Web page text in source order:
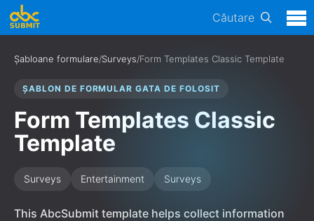
Căutare
Șabloane formulare/Surveys/Form Templates Classic Template
ȘABLON DE FORMULAR GATA DE FOLOSIT
Form Templates Classic
Template
Surveys Entertainment Surveys
This AbcSubmit template helps collect information